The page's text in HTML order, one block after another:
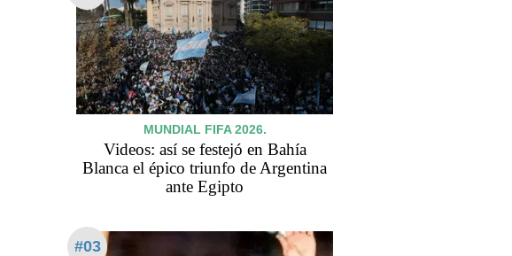
MUNDIAL FIFA 2026.
Videos: así se festejó en Bahía
Blanca el épico triunfo de Argentina
ante Egipto
#03